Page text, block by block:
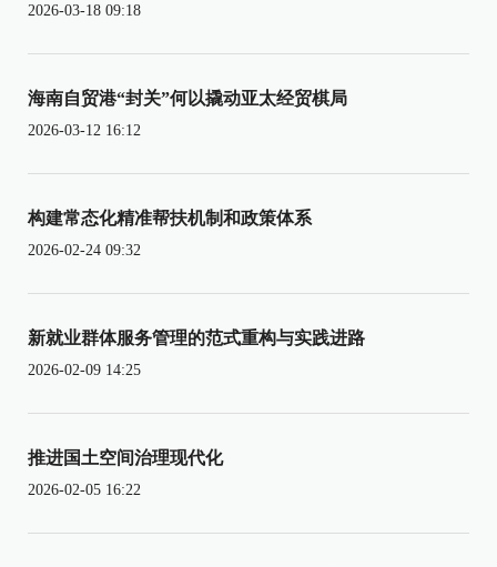
2026-03-18 09:18
海南自贸港“封关”何以撬动亚太经贸棋局
2026-03-12 16:12
构建常态化精准帮扶机制和政策体系
2026-02-24 09:32
新就业群体服务管理的范式重构与实践进路
2026-02-09 14:25
推进国土空间治理现代化
2026-02-05 16:22